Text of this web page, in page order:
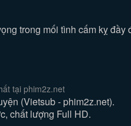
trong mối tình cấm kỵ đầy
tại phim2z.net
(Vietsub - phim2z.net).
chất lượng Full HD.